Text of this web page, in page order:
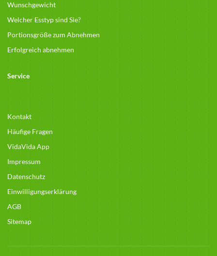
Wunschgewicht
Welcher Esstyp sind Sie?
Portionsgröße zum Abnehmen
Erfolgreich abnehmen
Service
Kontakt
Häufige Fragen
VidaVida App
Impressum
Datenschutz
Einwilligungserklärung
AGB
Sitemap